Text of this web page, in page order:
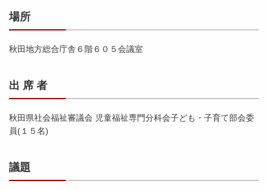
場所
秋田地方総合庁舎６階６０５会議室
出 席 者
秋田県社会福祉審議会 児童福祉専門分科会子ども・子育て部会委
員(１５名)
議題